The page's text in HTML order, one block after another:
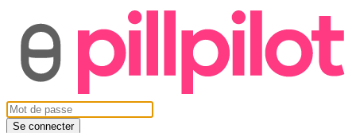
Se connecter